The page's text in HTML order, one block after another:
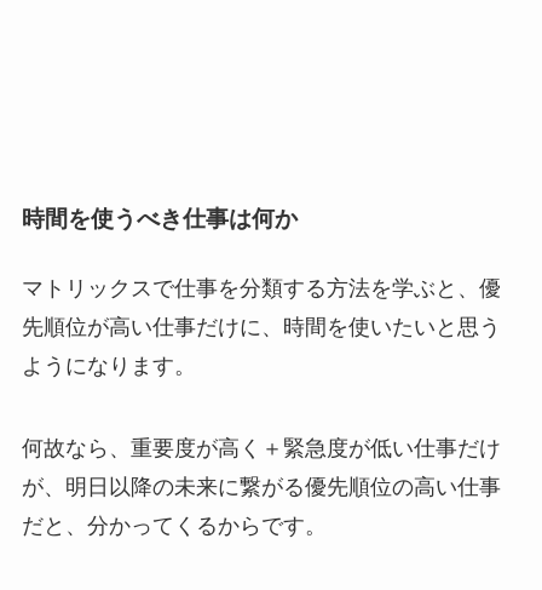
時間を使うべき仕事は何か
マトリックスで仕事を分類する方法を学ぶと、優
先順位が高い仕事だけに、時間を使いたいと思う
ようになります。
何故なら、重要度が高く＋緊急度が低い仕事だけ
が、明日以降の未来に繋がる優先順位の高い仕事
だと、分かってくるからです。